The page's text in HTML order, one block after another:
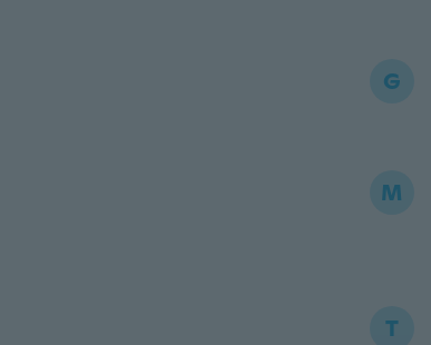
G
M
T